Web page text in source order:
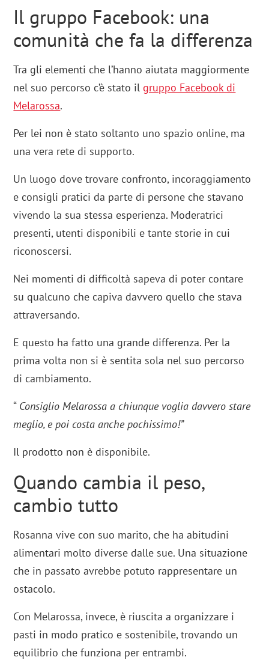
Il gruppo Facebook: una
comunità che fa la differenza
Tra gli elementi che l’hanno aiutata maggiormente
nel suo percorso c’è stato ilgruppo Facebook di
Melarossa.
Per lei non è stato soltanto uno spazio online, ma
una vera rete di supporto.
Un luogo dove trovare confronto, incoraggiamento
e consigli pratici da parte di persone che stavano
vivendo la sua stessa esperienza. Moderatrici
presenti, utenti disponibili e tante storie in cui
riconoscersi.
Nei momenti di difficoltà sapeva di poter contare
su qualcuno che capiva davvero quello che stava
attraversando.
E questo ha fatto una grande differenza. Per la
prima volta non si è sentita sola nel suo percorso
di cambiamento.
“ Consiglio Melarossa a chiunque voglia davvero stare
meglio, e poi costa anche pochissimo!”
Il prodotto non è disponibile.
Quando cambia il peso,
cambio tutto
Rosanna vive con suo marito, che ha abitudini
alimentari molto diverse dalle sue. Una situazione
che in passato avrebbe potuto rappresentare un
ostacolo.
Con Melarossa, invece, è riuscita a organizzare i
pasti in modo pratico e sostenibile, trovando un
equilibrio che funziona per entrambi.